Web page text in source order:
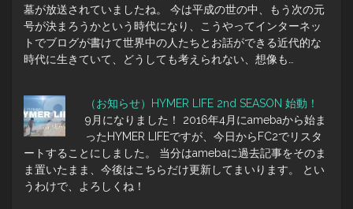
墓が放送されていましたね。 今は平成の世の中、もう次の元
号が決まろうかという時代になり、こうやってインターネッ
トでブログが書けて世界中の人たちとお話ができる近代的な
時代に生きていて、どうしても考えられない、想像も…
（お知らせ）HYMER LIFE 2nd SEASON 始動！
9月になりました！ 2016年4月にamebaから始ま
ったHYMER LIFEですが、今日からFC2でリスタ
ートすることにしました。 当分はamebaに過去記事をそのま
ま置いたまま、今後はこちらだけ更新してまいります。 とい
うわけで、よろしくね！